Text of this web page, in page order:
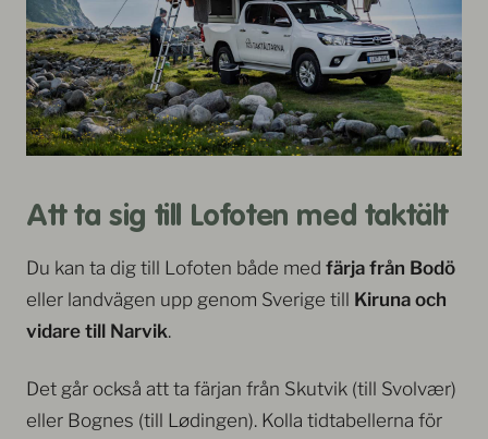
Att ta sig till Lofoten med taktält
Du kan ta dig till Lofoten både med färja från Bodö
eller landvägen upp genom Sverige till Kiruna och
vidare till Narvik.
Det går också att ta färjan från Skutvik (till Svolvær)
eller Bognes (till Lødingen). Kolla tidtabellerna för